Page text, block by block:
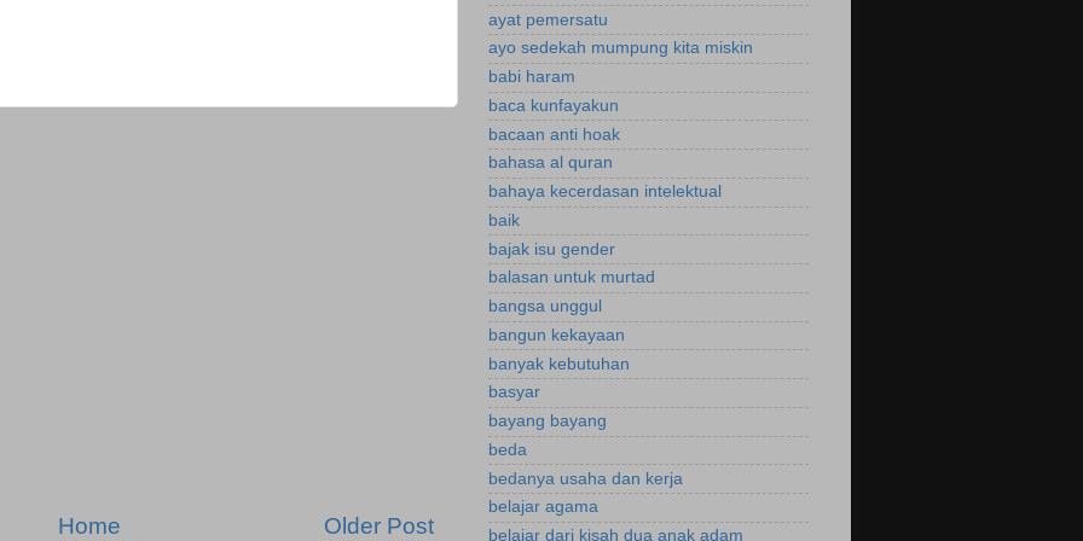
Older Post
Home
ayat pemersatu
ayo sedekah mumpung kita miskin
babi haram
baca kunfayakun
bacaan anti hoak
bahasa al quran
bahaya kecerdasan intelektual
baik
bajak isu gender
balasan untuk murtad
bangsa unggul
bangun kekayaan
banyak kebutuhan
basyar
bayang bayang
beda
bedanya usaha dan kerja
belajar agama
belajar dari kisah dua anak adam